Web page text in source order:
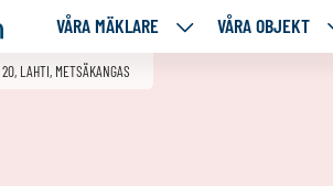
VÅRA MÄKLARE
VÅRA VÅRA OBJEKT
LAHTI, METSÄKANGAS